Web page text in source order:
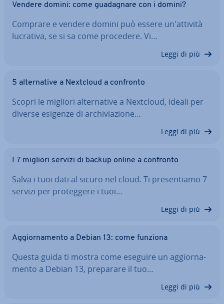
Vendere domini: come gua­da­gna­re con i domini?
Comprare e vendere domini può essere un'at­ti­vi­tà
lucrativa, se si sa come procedere. Vi…
Leggi di più
5 al­ter­na­ti­ve a Nextcloud a confronto
Scopri le migliori al­ter­na­ti­ve a Nextcloud, ideali per
diverse esigenze di ar­chi­via­zio­ne…
Leggi di più
I 7 migliori servizi di backup online a confronto
Salva i tuoi dati al sicuro nel cloud. Ti pre­sen­tia­mo 7
servizi per pro­teg­ge­re i tuoi…
Leggi di più
Ag­gior­na­men­to a Debian 13: come funziona
Questa guida ti mostra come eseguire un ag­gior­na­
men­to a Debian 13, preparare il tuo…
Leggi di più